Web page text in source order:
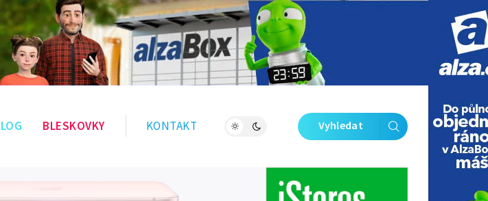
BLESKOVKY KONTAKT Vyhledat
Zavřít galerii